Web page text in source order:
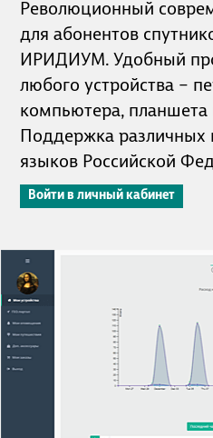
Революционный
для абонентов
ИРИДИУМ. Удобный
любого устройства –
компьютера, планшета
Поддержка различных
языков Российской
Войти в личный кабинет